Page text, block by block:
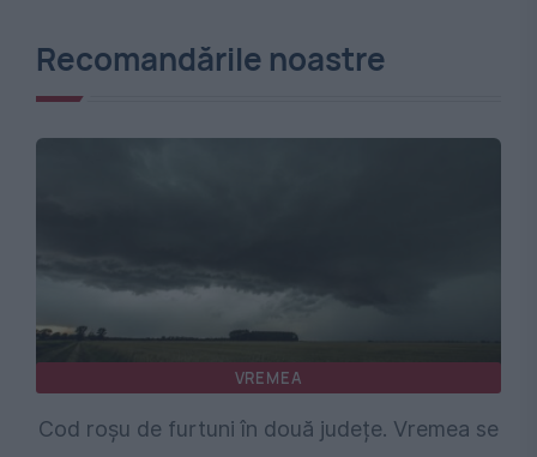
Recomandările noastre
VREMEA
Cod roșu de furtuni în două județe. Vremea se